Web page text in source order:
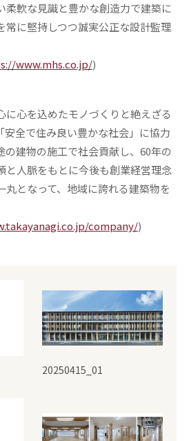
柔軟な見識と豊かな創造力で建築に
常に堅持しつつ誠実公正な設計監理
www.mhs.co.jp/)
心を込めたモノづくりと絶えざる
安全で住み良い豊かな社会」に協力
の建物の施工で社会貢献し、60年の
と人脈をもとに今後も創業経営理念
丸となって、地域に誇れる建築物を
company/)
20250415_01